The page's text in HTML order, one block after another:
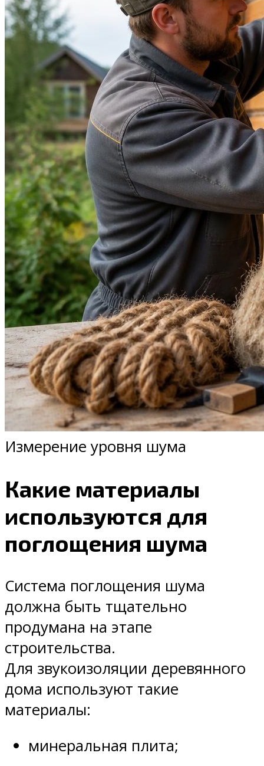
Измерение уровня шума
Какие материалы
используются для
поглощения шума
Система поглощения шума
должна быть тщательно
продумана на этапе
строительства.
Для звукоизоляции деревянного
дома используют такие
материалы:
минеральная плита;